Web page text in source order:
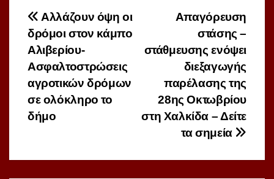
Πλοήγηση
άρθρων
Απαγόρευση
στάσης –
στάθμευσης ενόψει
διεξαγωγής
παρέλασης της
28ης Οκτωβρίου
στη Χαλκίδα – Δείτε
τα σημεία
Αλλάζουν όψη οι
δρόμοι στον κάμπο
Αλιβερίου-
Ασφαλτοστρώσεις
αγροτικών δρόμων
σε ολόκληρο το
δήμο